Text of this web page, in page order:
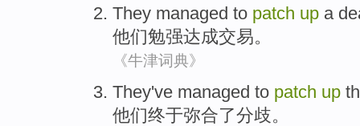
They managed to patch up a
他们勉强达成交易。
《牛津词典》
They've managed to patch up
他们终于弥合了分歧。